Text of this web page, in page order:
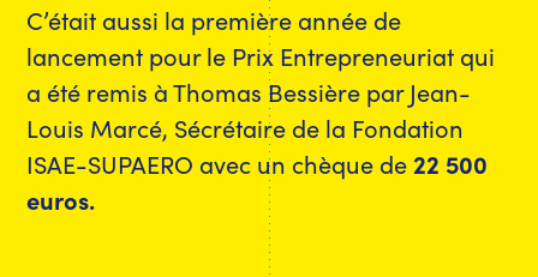
C’était aussi la première année de
lancement pour le Prix Entrepreneuriat qui
a été remis à Thomas Bessière par Jean-
Louis Marcé, Sécrétaire de la Fondation
ISAE-SUPAERO avec un chèque de 22 500
euros.